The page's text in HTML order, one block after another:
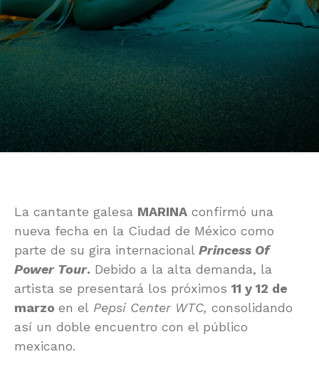
La cantante galesa MARINA confirmó una
nueva fecha en la Ciudad de México como
parte de su gira internacional Princess Of
Power Tour. Debido a la alta demanda, la
artista se presentará los próximos 11 y 12 de
marzo en el Pepsi Center WTC, consolidando
así un doble encuentro con el público
mexicano.